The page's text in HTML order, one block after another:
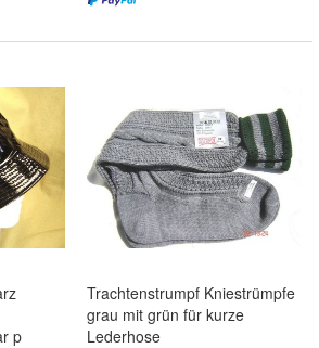
p
Trachtenstrumpf Kniestrümpfe
grau mit grün für kurze
Lederhose